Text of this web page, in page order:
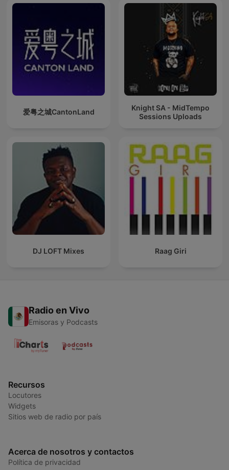
爱粤之城CantonLand
Knight SA - MidTempo
Sessions Uploads
DJ LOFT Mixes Raag Giri
Radio en Vivo
Emisoras y Podcasts
Recursos
Locutores
Widgets
Sitios web de radio por país
Acerca de nosotros y contactos
Política de privacidad